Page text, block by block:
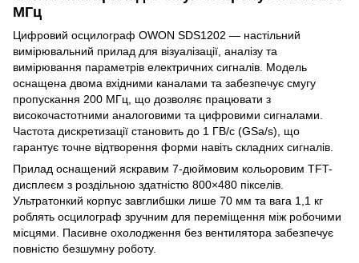
МГц
Цифровий осцилограф OWON SDS1202 — настільний
вимірювальний прилад для візуалізації, аналізу та
вимірювання параметрів електричних сигналів. Модель
оснащена двома вхідними каналами та забезпечує смугу
пропускання 200 МГц, що дозволяє працювати з
високочастотними аналоговими та цифровими сигналами.
Частота дискретизації становить до 1 ГВ/с (GSa/s), що
гарантує точне відтворення форми навіть складних сигналів.
Прилад оснащений яскравим 7-дюймовим кольоровим TFT-
дисплеєм з роздільною здатністю 800×480 пікселів.
Ультратонкий корпус завглибшки лише 70 мм та вага 1,1 кг
роблять осцилограф зручним для переміщення між робочими
місцями. Пасивне охолодження без вентилятора забезпечує
повністю безшумну роботу.